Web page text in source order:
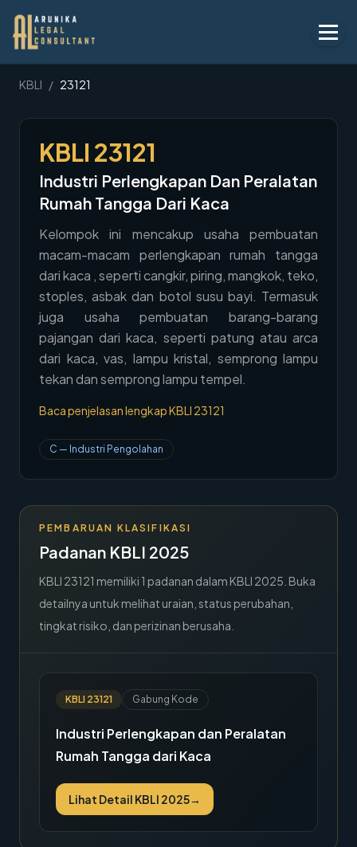
Layanan
Peraturan
KBLI
Tentang
Penawaran
Blog
Legal AI
Hubungi Kami→
Member Area
KBLI / 23121
KBLI 23121
Industri Perlengkapan Dan Peralatan
Rumah Tangga Dari Kaca
Kelompok ini mencakup usaha pembuatan
macam-macam perlengkapan rumah tangga
dari kaca , seperti cangkir, piring, mangkok, teko,
stoples, asbak dan botol susu bayi. Termasuk
juga usaha pembuatan barang-barang
pajangan dari kaca, seperti patung atau arca
dari kaca, vas, lampu kristal, semprong lampu
tekan dan semprong lampu tempel.
Baca penjelasan lengkap KBLI 23121
C — Industri Pengolahan
PEMBARUAN KLASIFIKASI
Padanan KBLI 2025
KBLI 23121 memiliki 1 padanan dalam KBLI 2025. Buka
detailnya untuk melihat uraian, status perubahan,
tingkat risiko, dan perizinan berusaha.
KBLI 23121 Gabung Kode
Industri Perlengkapan dan Peralatan
Rumah Tangga dari Kaca
Lihat Detail KBLI 2025→